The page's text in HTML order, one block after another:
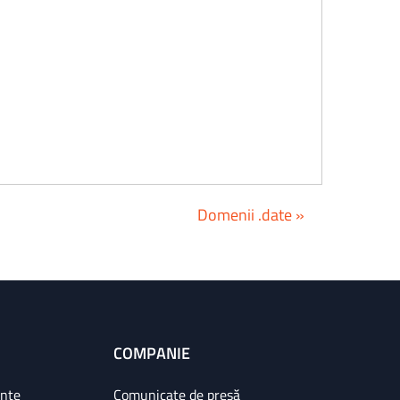
Domenii .date »
COMPANIE
Comunicate de presă